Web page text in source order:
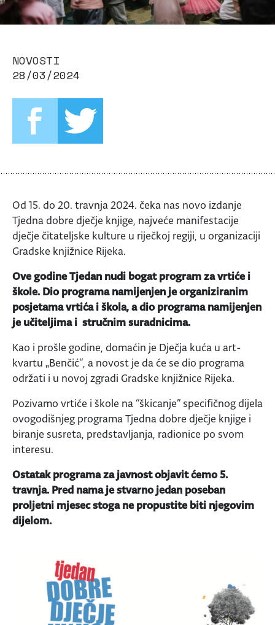
NOVOSTI
28/03/2024
Od 15. do 20. travnja 2024. čeka nas novo izdanje
Tjedna dobre dječje knjige, najveće manifestacije
dječje čitateljske kulture u riječkoj regiji, u organizaciji
Gradske knjižnice Rijeka.
Ove godine Tjedan nudi bogat program za vrtiće i
škole. Dio programa namijenjen je organiziranim
posjetama vrtića i škola, a dio programa namijenjen
je učiteljima i stručnim suradnicima.
Kao i prošle godine, domaćin je Dječja kuća u art-
kvartu „Benčić“, a novost je da će se dio programa
održati i u novoj zgradi Gradske knjižnice Rijeka.
Pozivamo vrtiće i škole na “škicanje” specifičnog dijela
ovogodišnjeg programa Tjedna dobre dječje knjige i
biranje susreta, predstavljanja, radionice po svom
interesu.
Ostatak programa za javnost objavit ćemo 5.
travnja. Pred nama je stvarno jedan poseban
proljetni mjesec stoga ne propustite biti njegovim
dijelom.